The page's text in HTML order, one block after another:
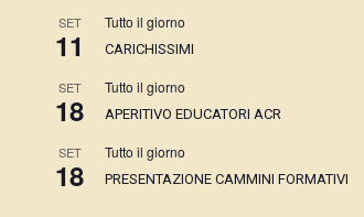
SET
11
Tutto il giorno
CARICHISSIMI
SET
18
Tutto il giorno
APERITIVO EDUCATORI ACR
SET
18
Tutto il giorno
PRESENTAZIONE CAMMINI FORMATIVI